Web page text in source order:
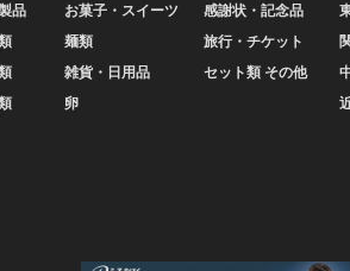
品
お菓子・スイーツ
麺類
雑貨・日用品
卵
感謝状・記念品
旅行・チケット
セット類 その他